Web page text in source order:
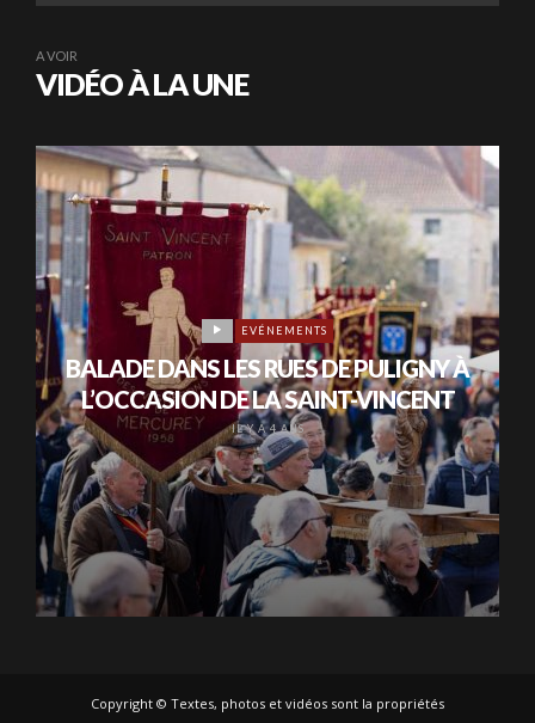
A VOIR
VIDÉO À LA UNE
EVÉNEMENTS
BALADE DANS LES RUES DE PULIGNY À
L’OCCASION DE LA SAINT-VINCENT
IL Y A 4 ANS
Copyright © Textes, photos et vidéos sont la propriétés